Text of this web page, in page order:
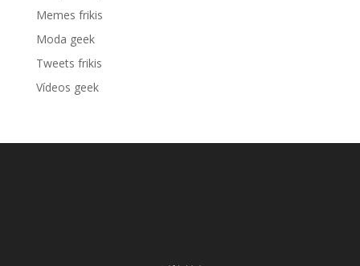
Memes frikis
Moda geek
Tweets frikis
Vídeos geek